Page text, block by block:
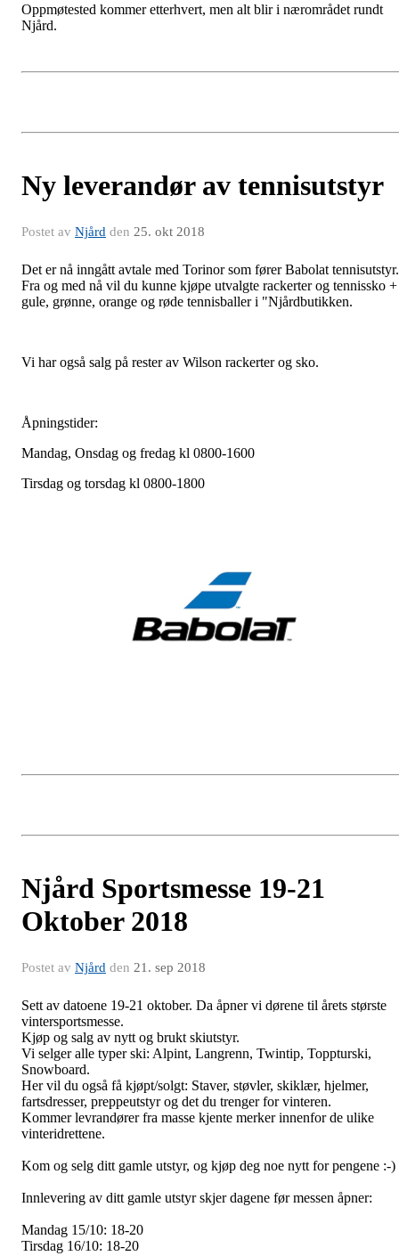
Oppmøtested kommer etterhvert, men alt blir i nærområdet rundt
Njård.
Ny leverandør av tennisutstyr
Postet av Njård den 25. okt 2018
Det er nå inngått avtale med Torinor som fører Babolat tennisutstyr.
Fra og med nå vil du kunne kjøpe utvalgte rackerter og tennissko +
gule, grønne, orange og røde tennisballer i "Njårdbutikken.
Vi har også salg på rester av Wilson rackerter og sko.
Åpningstider:
Mandag, Onsdag og fredag kl 0800-1600
Tirsdag og torsdag kl 0800-1800
Njård Sportsmesse 19-21
Oktober 2018
Postet av Njård den 21. sep 2018
Sett av datoene 19-21 oktober. Da åpner vi dørene til årets største
vintersportsmesse.
Kjøp og salg av nytt og brukt skiutstyr.
Vi selger alle typer ski: Alpint, Langrenn, Twintip, Toppturski,
Snowboard.
Her vil du også få kjøpt/solgt: Staver, støvler, skiklær, hjelmer,
fartsdresser, preppeutstyr og det du trenger for vinteren.
Kommer levrandører fra masse kjente merker innenfor de ulike
vinteridrettene.
Kom og selg ditt gamle utstyr, og kjøp deg noe nytt for pengene :-)
Innlevering av ditt gamle utstyr skjer dagene før messen åpner:
Mandag 15/10: 18-20
Tirsdag 16/10: 18-20